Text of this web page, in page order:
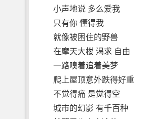
小声地说 多么爱我
只有你 懂得我
就像被困住的野兽
在摩天大楼 渴求 自由
一路嗅着追着美梦
爬上屋顶意外跌得好重
不觉得痛 是觉得空
城市的幻影 有千百种